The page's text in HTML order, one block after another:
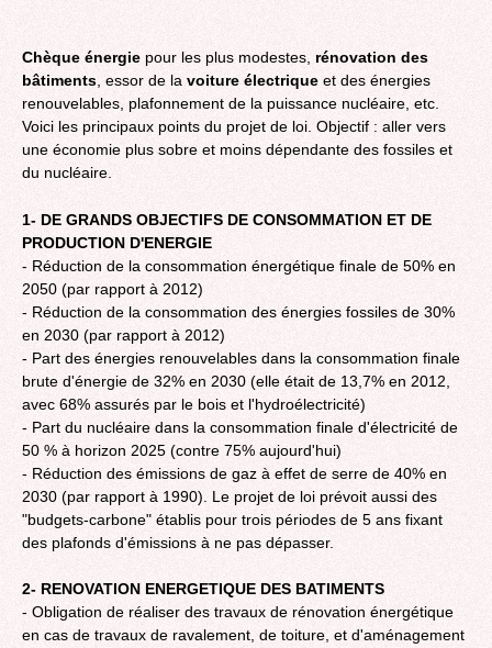
Chèque énergie pour les plus modestes, rénovation des
bâtiments , essor de la voiture électrique et des énergies
renouvelables, plafonnement de la puissance nucléaire, etc.
Voici les principaux points du projet de loi. Objectif : aller vers
une économie plus sobre et moins dépendante des fossiles et
du nucléaire.
1- DE GRANDS OBJECTIFS DE CONSOMMATION ET DE
PRODUCTION D'ENERGIE
- Réduction de la consommation énergétique finale de 50% en
2050 (par rapport à 2012)
- Réduction de la consommation des énergies fossiles de 30%
en 2030 (par rapport à 2012)
- Part des énergies renouvelables dans la consommation finale
brute d'énergie de 32% en 2030 (elle était de 13,7% en 2012,
avec 68% assurés par le bois et l'hydroélectricité)
- Part du nucléaire dans la consommation finale d'électricité de
50 % à horizon 2025 (contre 75% aujourd'hui)
- Réduction des émissions de gaz à effet de serre de 40% en
2030 (par rapport à 1990). Le projet de loi prévoit aussi des
"budgets-carbone" établis pour trois périodes de 5 ans fixant
des plafonds d'émissions à ne pas dépasser.
2- RENOVATION ENERGETIQUE DES BATIMENTS
- Obligation de réaliser des travaux de rénovation énergétique
en cas de travaux de ravalement, de toiture, et d'aménagement